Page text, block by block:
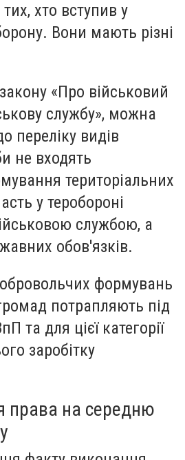
хто вступив у
Вони мають різні
«Про військовий
службу», можна
переліку видів
не входять
територіальних
у теробороні
службою, а
обов'язків.
формувань
потрапляють під
та для цієї категорії
заробітку
права на середню